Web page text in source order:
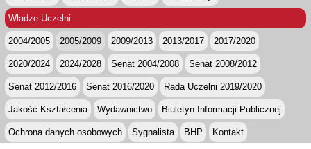
Władze Uczelni
2004/2005 2005/2009 2009/2013 2013/2017 2017/2020
2020/2024 2024/2028 Senat 2004/2008 Senat 2008/2012
Senat 2012/2016 Senat 2016/2020 Rada Uczelni 2019/2020
Jakość Kształcenia Wydawnictwo Biuletyn Informacji Publicznej
Ochrona danych osobowych Sygnalista BHP Kontakt